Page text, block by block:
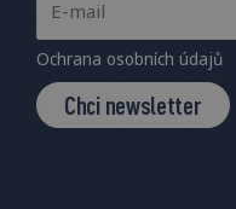
Ochrana osobních údajů
Chci newsletter